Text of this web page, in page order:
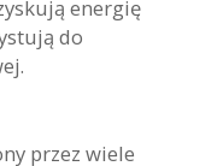
energię
do
przez wiele